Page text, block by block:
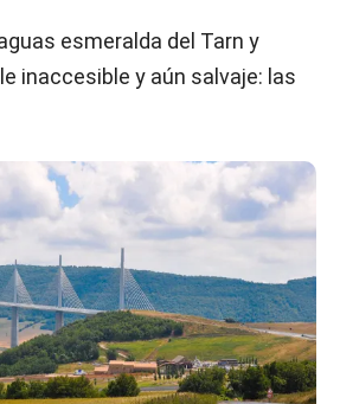
esmeralda del Tarn y
inaccesible y aún salvaje: las